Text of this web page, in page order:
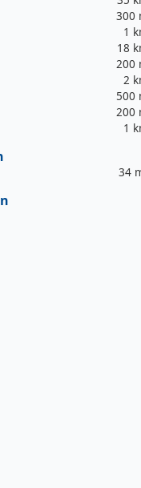
300
1
18
200
2
500
200
1
34